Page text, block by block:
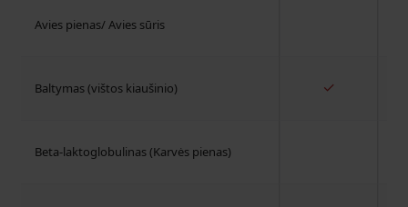
Avies pienas/ Avies sūris
Baltymas (vištos kiaušinio) ✓
Beta-laktoglobulinas (Karvės pienas)